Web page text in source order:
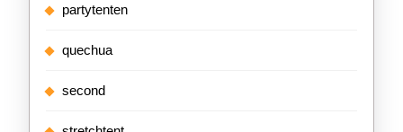
partytenten
quechua
second